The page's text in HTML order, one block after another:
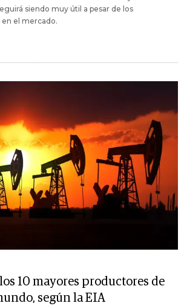
siendo muy útil a pesar de los
el mercado.
10 mayores productores de
según la EIA